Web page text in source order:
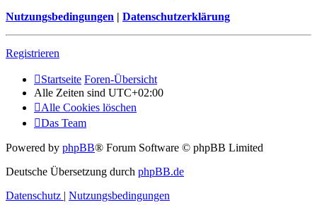
Nutzungsbedingungen | Datenschutzerklärung
Registrieren
Startseite Foren-Übersicht
Alle Zeiten sind UTC+02:00
Alle Cookies löschen
Das Team
Powered by phpBB® Forum Software © phpBB Limited
Deutsche Übersetzung durch phpBB.de
Datenschutz | Nutzungsbedingungen